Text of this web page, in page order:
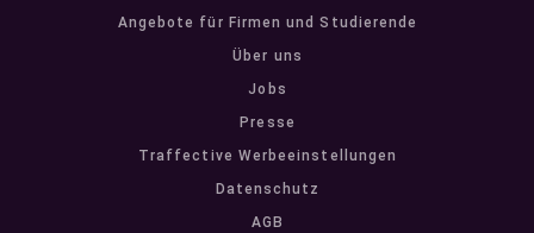
Angebote für Firmen und Studierende
Über uns
Jobs
Presse
Traffective Werbeeinstellungen
Datenschutz
AGB